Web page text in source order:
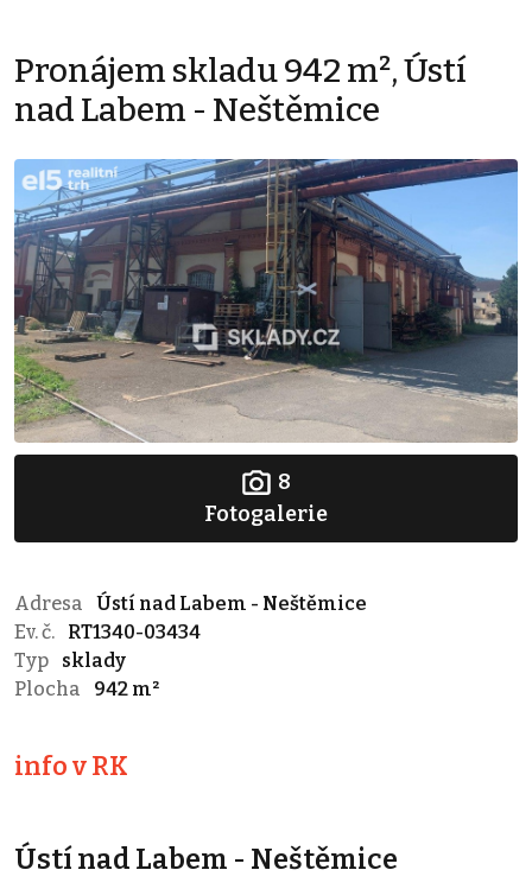
Pronájem skladu 942 m², Ústí
nad Labem - Neštěmice
8
Fotogalerie
Adresa
Ústí nad Labem - Neštěmice
Ev. č.
RT1340-03434
Typ
sklady
Plocha
942 m²
info v RK
Ústí nad Labem - Neštěmice